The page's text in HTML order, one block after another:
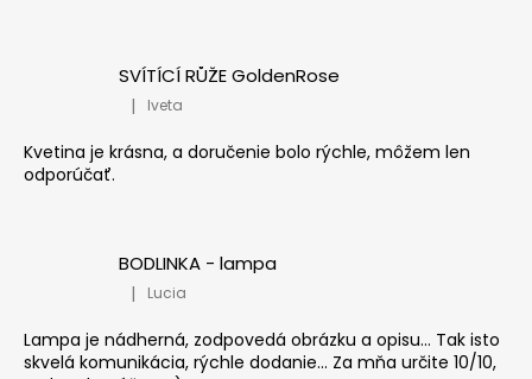
SVÍTÍCÍ RŮŽE GoldenRose
Hodnocení produktu je 5 z 5 hvězdiček.
| Iveta
Kvetina je krásna, a doručenie bolo rýchle, môžem len
odporúčať.
BODLINKA - lampa
Hodnocení produktu je 5 z 5 hvězdiček.
| Lucia
Lampa je nádherná, zodpovedá obrázku a opisu... Tak isto
skvelá komunikácia, rýchle dodanie... Za mňa určite 10/10,